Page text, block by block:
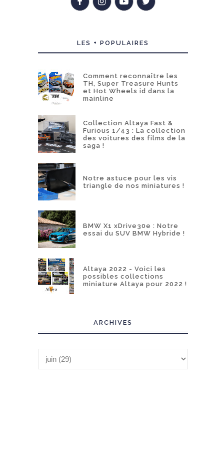
LES + POPULAIRES
Comment reconnaître les
TH, Super Treasure Hunts
et Hot Wheels id dans la
mainline
Collection Altaya Fast &
Furious 1/43 : La collection
des voitures des films de la
saga !
Notre astuce pour les vis
triangle de nos miniatures !
BMW X1 xDrive30e : Notre
essai du SUV BMW Hybride !
Altaya 2022 - Voici les
possibles collections
miniature Altaya pour 2022 !
ARCHIVES